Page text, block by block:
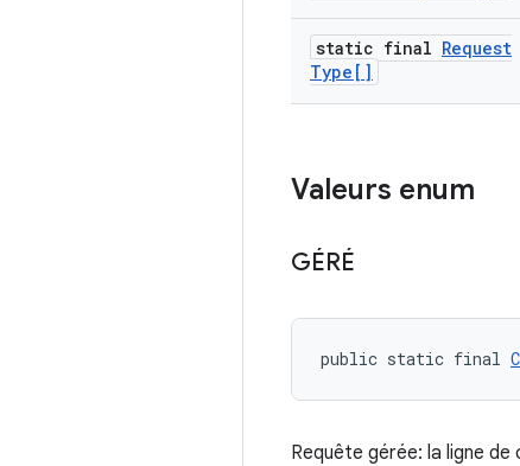
static final Request
Type[]
Valeurs enum
GÉRÉ
public static final
Requête gérée: la ligne